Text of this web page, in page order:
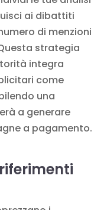
ai dibattiti
di menzioni
strategia
integra
come
una
a generare
a pagamento.